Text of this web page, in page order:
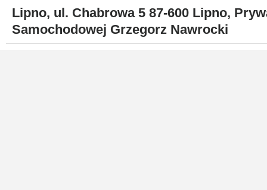
Lipno, ul. Chabrowa 5 87-600 Lipno,
Samochodowej Grzegorz Nawrocki